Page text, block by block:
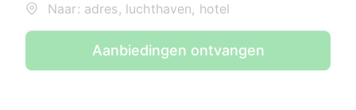
Naar: adres, luchthaven, hotel
Aanbiedingen ontvangen